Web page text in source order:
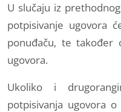
U slučaju iz
potpisivanje ugovora
ponuđaču, te također
ugovora.
Ukoliko i
potpisivanja ugovora o